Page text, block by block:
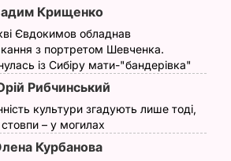
Крищенко
Євдокимов обладнав
з портретом Шевченка.
із Сибіру мати-"бандерівка"
Рибчинський
культури згадують лише тоді,
стовпи – у могилах
Курбанова